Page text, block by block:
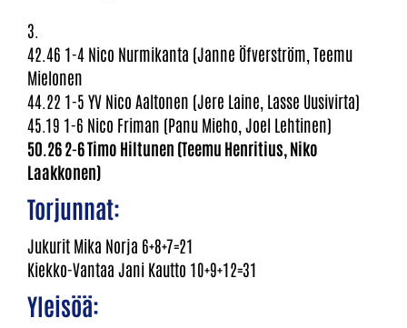
3.
42.46 1-4 Nico Nurmikanta (Janne Öfverström, Teemu
Mielonen
44.22 1-5 YV Nico Aaltonen (Jere Laine, Lasse Uusivirta)
45.19 1-6 Nico Friman (Panu Mieho, Joel Lehtinen)
50.26 2-6 Timo Hiltunen (Teemu Henritius, Niko
Laakkonen)
Torjunnat:
Jukurit Mika Norja 6+8+7=21
Kiekko-Vantaa Jani Kautto 10+9+12=31
Yleisöä: